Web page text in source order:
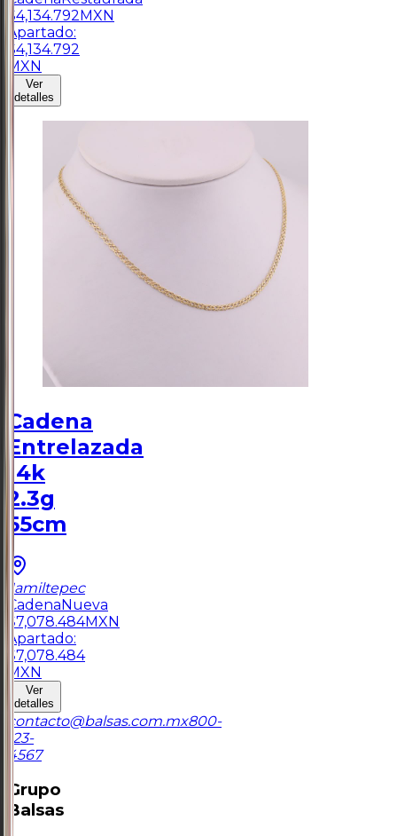
$4,134.792MXN
Apartado:
$4,134.792
MXN
Ver
detalles
Cadena
Entrelazada
14k
2.3g
55cm
Jamiltepec
CadenaNueva
$7,078.484MXN
Apartado:
$7,078.484
MXN
Ver
detalles
contacto@balsas.com.mx800-
123-
4567
Grupo
Balsas